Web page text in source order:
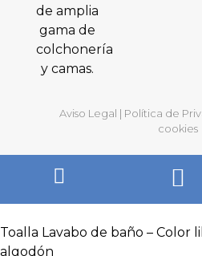
de amplia
gama de
colchonería
y camas.
Aviso Legal | Política de
cookies
Toalla Lavabo de baño – Color
algodón